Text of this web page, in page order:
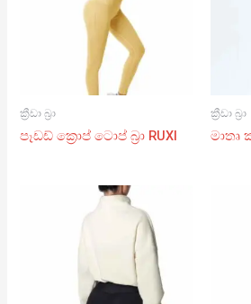
ක්‍රීඩා බ්‍රා
පෑඩඩ් ක්‍රොප් ටොප් බ්‍රා RUXI
ක්‍රීඩා බ්‍රා
මාතෘ